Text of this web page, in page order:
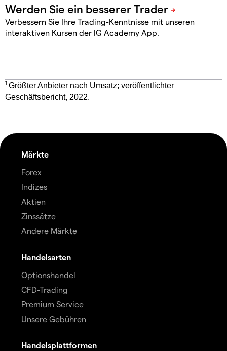
Verbessern Sie Ihre Trading-Kenntnisse mit unseren
interaktiven Kursen der IG Academy App.
1 Größter Anbieter nach Umsatz; veröffentlichter
Geschäftsbericht, 2022.
Märkte
Forex
Indizes
Aktien
Zinssätze
Andere Märkte
Handelsarten
Optionshandel
CFD-Trading
Premium Service
Unsere Gebühren
Handelsplattformen